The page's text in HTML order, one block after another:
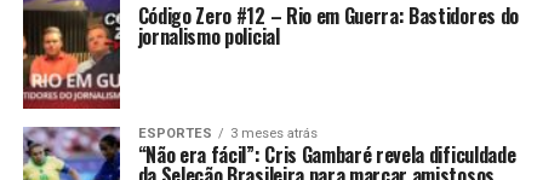
Código Zero #12 – Rio em Guerra: Bastidores do
jornalismo policial
ESPORTES 3 meses atrás
“Não era fácil”: Cris Gambaré revela dificuldade